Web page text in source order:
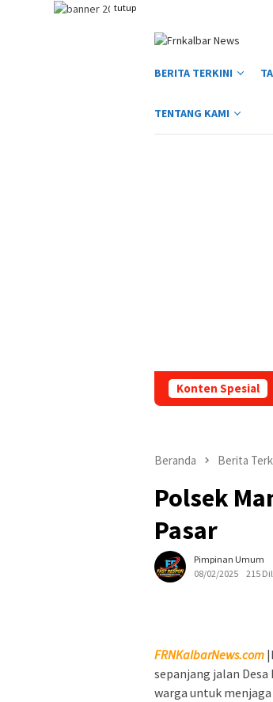
tutup
BERITA TERKINI
TENTANG KAMI
Konten Spesial
Polres
Beranda Berita
Polsek
Pasar
Pimpinan Umum
08/02/2025
215
FRNKalbarNews.com
sepanjang jalan
warga untuk